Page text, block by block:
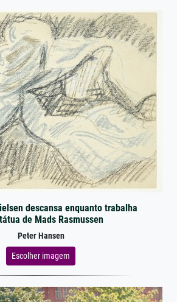
descansa enquanto trabalha
de Mads Rasmussen
Peter Hansen
Escolher imagem